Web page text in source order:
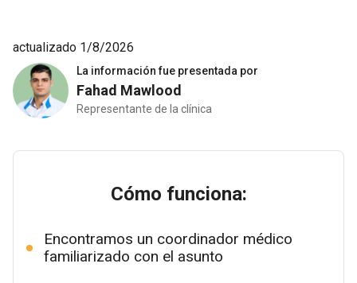
La información fue presentada por
Fahad Mawlood
Representante de la clínica
actualizado 1/8/2026
Cómo funciona:
Encontramos un coordinador médico
familiarizado con el asunto